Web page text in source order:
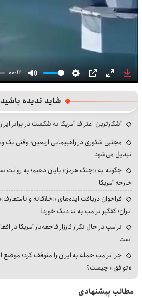
00:12
Mute Settings
PIP Enter
شاید ندیده باشید
آشکارترین اعتراف آمریکا به شکست در برابر
مجتبی شکوری در راهپیمایی اربعین؛ وقتی یک
تبدیل می‌شود
چگونه به «جنگ هرمز» پایان دهیم؛ به روایت
خارجه آمریکا
فراخوان دریافت ایده‌های «خلاقانه و
ایران؛ کفگیر ترامپ به ته دیگ خورد!
ترامپ در حال تکرار کارزار فاجعه‌بار آمریکا در
است
چرا ترامپ حمله به ایران را متوقف کرد؛ موضع
«توافق» چیست؟
مطالب پیشنهادی